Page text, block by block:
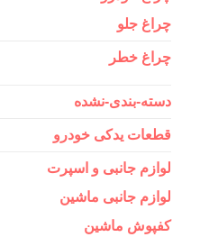
چراغ جلو
چراغ خطر
دسته-بندی-نشده
قطعات یدکی خودرو
لوازم جانبی و اسپرت
لوازم جانبی ماشین
کفپوش ماشین